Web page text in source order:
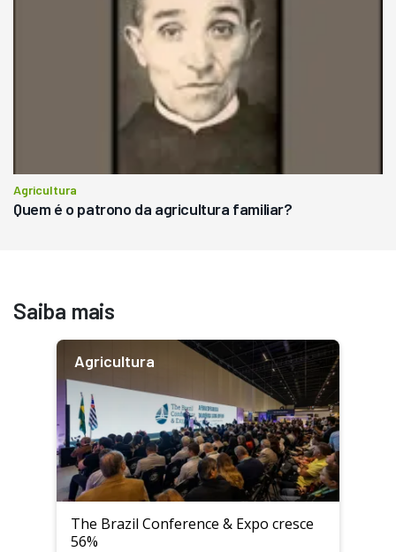
Agricultura
Quem é o patrono da agricultura familiar?
Saiba mais
Agricultura
The Brazil Conference & Expo cresce
56%